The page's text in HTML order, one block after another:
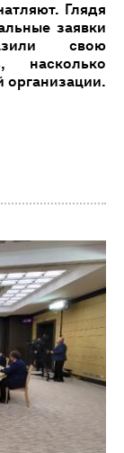
Глядя
заявки
свою
насколько
организации.